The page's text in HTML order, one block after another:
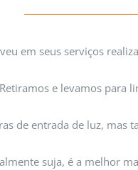
em seus serviços
Retiramos e levamos para
de entrada de luz, mas
suja, é a melhor